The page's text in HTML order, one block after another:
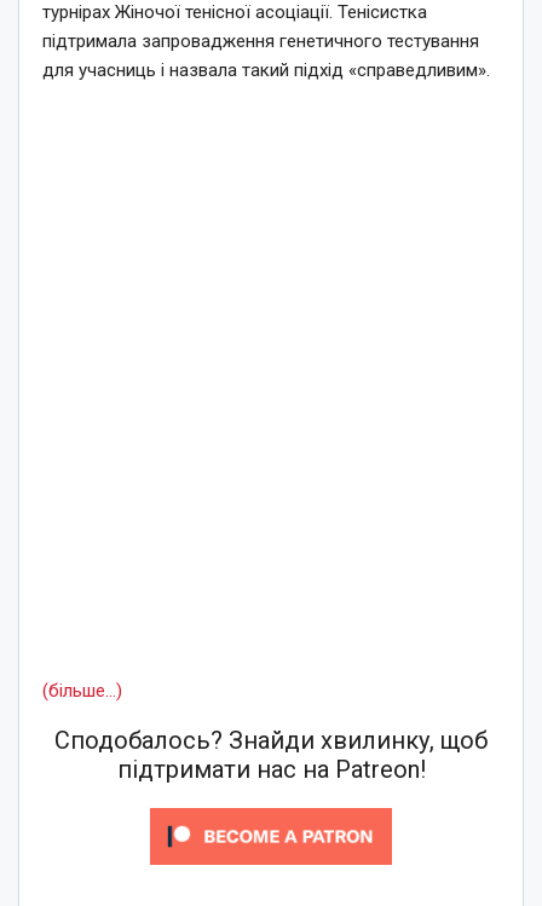
турнірах Жіночої тенісної асоціації. Тенісистка
підтримала запровадження генетичного тестування
для учасниць і назвала такий підхід «справедливим».
(більше…)
Сподобалось? Знайди хвилинку, щоб
підтримати нас на Patreon!